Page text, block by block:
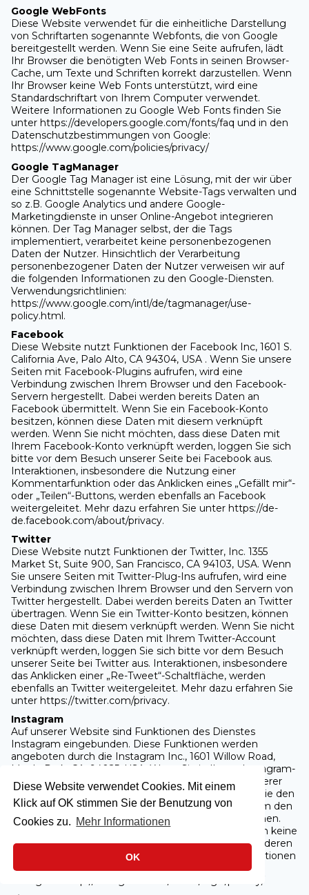
Diese Website verwendet Cookies. Mit einem
Klick auf OK stimmen Sie der Benutzung von
Cookies zu. Mehr Informationen
OK
Google WebFonts
Diese Website verwendet für die einheitliche Darstellung
von Schriftarten sogenannte Webfonts, die von Google
bereitgestellt werden. Wenn Sie eine Seite aufrufen, lädt
Ihr Browser die benötigten Web Fonts in seinen Browser-
Cache, um Texte und Schriften korrekt darzustellen. Wenn
Ihr Browser keine Web Fonts unterstützt, wird eine
Standardschriftart von Ihrem Computer verwendet.
Weitere Informationen zu Google Web Fonts finden Sie
unter https://developers.google.com/fonts/faq und in den
Datenschutzbestimmungen von Google:
https://www.google.com/policies/privacy/
Google TagManager
Der Google Tag Manager ist eine Lösung, mit der wir über
eine Schnittstelle sogenannte Website-Tags verwalten und
so z.B. Google Analytics und andere Google-
Marketingdienste in unser Online-Angebot integrieren
können. Der Tag Manager selbst, der die Tags
implementiert, verarbeitet keine personenbezogenen
Daten der Nutzer. Hinsichtlich der Verarbeitung
personenbezogener Daten der Nutzer verweisen wir auf
die folgenden Informationen zu den Google-Diensten.
Verwendungsrichtlinien:
https://www.google.com/intl/de/tagmanager/use-
policy.html.
Facebook
Diese Website nutzt Funktionen der Facebook Inc, 1601 S.
California Ave, Palo Alto, CA 94304, USA . Wenn Sie unsere
Seiten mit Facebook-Plugins aufrufen, wird eine
Verbindung zwischen Ihrem Browser und den Facebook-
Servern hergestellt. Dabei werden bereits Daten an
Facebook übermittelt. Wenn Sie ein Facebook-Konto
besitzen, können diese Daten mit diesem verknüpft
werden. Wenn Sie nicht möchten, dass diese Daten mit
Ihrem Facebook-Konto verknüpft werden, loggen Sie sich
bitte vor dem Besuch unserer Seite bei Facebook aus.
Interaktionen, insbesondere die Nutzung einer
Kommentarfunktion oder das Anklicken eines „Gefällt mir“-
oder „Teilen“-Buttons, werden ebenfalls an Facebook
weitergeleitet. Mehr dazu erfahren Sie unter https://de-
de.facebook.com/about/privacy.
Twitter
Diese Website nutzt Funktionen der Twitter, Inc. 1355
Market St, Suite 900, San Francisco, CA 94103, USA. Wenn
Sie unsere Seiten mit Twitter-Plug-Ins aufrufen, wird eine
Verbindung zwischen Ihrem Browser und den Servern von
Twitter hergestellt. Dabei werden bereits Daten an Twitter
übertragen. Wenn Sie ein Twitter-Konto besitzen, können
diese Daten mit diesem verknüpft werden. Wenn Sie nicht
möchten, dass diese Daten mit Ihrem Twitter-Account
verknüpft werden, loggen Sie sich bitte vor dem Besuch
unserer Seite bei Twitter aus. Interaktionen, insbesondere
das Anklicken einer „Re-Tweet“-Schaltfläche, werden
ebenfalls an Twitter weitergeleitet. Mehr dazu erfahren Sie
unter https://twitter.com/privacy.
Instagram
Auf unserer Website sind Funktionen des Dienstes
Instagram eingebunden. Diese Funktionen werden
angeboten durch die Instagram Inc., 1601 Willow Road,
Menlo Park, CA, 94025, USA. Wenn Sie in Ihrem Instagram-
Account eingeloggt sind, können Sie die Inhalte unserer
Seiten auf Ihrem Instagram-Profil verlinken, indem Sie den
Instagram-Button anklicken. Dadurch kann Instagram den
Besuch unserer Seiten Ihrem Benutzerkonto zuordnen.
Wir weisen darauf hin, dass wir als Anbieter der Seiten keine
Kenntnis vom Inhalt der übermittelten Daten sowie deren
Nutzung durch Instagram erhalten. Weitere Informationen
finden Sie in den Datenschutzbestimmungen von
Instagram: http://instagram.com/about/legal/privacy/